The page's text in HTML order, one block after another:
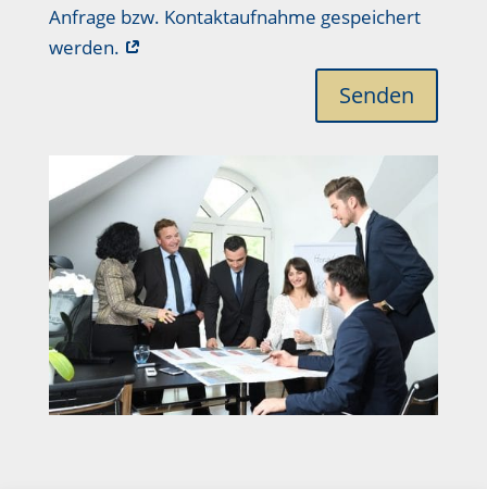
Anfrage bzw. Kontaktaufnahme gespeichert
werden.
Senden